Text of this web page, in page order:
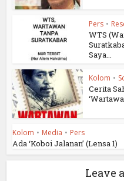
Pers •
WTS
Saya...
Kolom •
Cerita
Kolom • Media • Pers
Ada ‘Koboi Jalanan’ (Lensa 1)
Leave